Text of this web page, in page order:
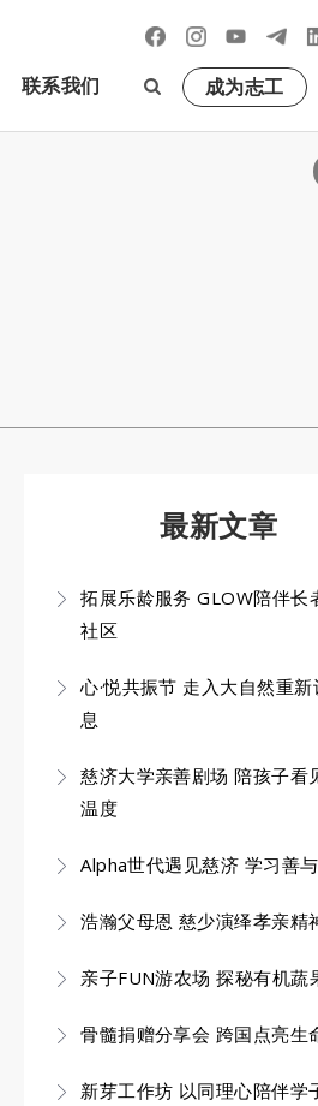
联系我们 成为志工
最新文章
拓展乐龄服务 GLOW陪伴长
社区
心·悦共振节 走入大自然重
息
慈济大学亲善剧场 陪孩子看
温度
Alpha世代遇见慈济 学习善
浩瀚父母恩 慈少演绎孝亲精
亲子FUN游农场 探秘有机蔬
骨髓捐赠分享会 跨国点亮生
新芽工作坊 以同理心陪伴学